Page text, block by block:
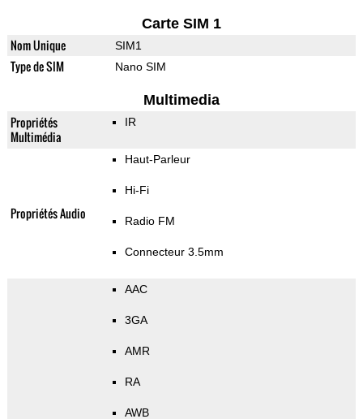
Carte SIM 1
Nom Unique SIM1
Type de SIM Nano SIM
Multimedia
Propriétés
Multimédia
IR
Propriétés Audio
Haut-Parleur
Hi-Fi
Radio FM
Connecteur 3.5mm
AAC
3GA
AMR
RA
AWB